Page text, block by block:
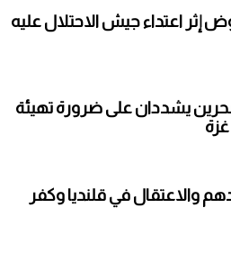
اعتداء جيش الاحتلال عليه
يشددان على ضرورة تهيئة
والاعتقال في قلنديا وكفر